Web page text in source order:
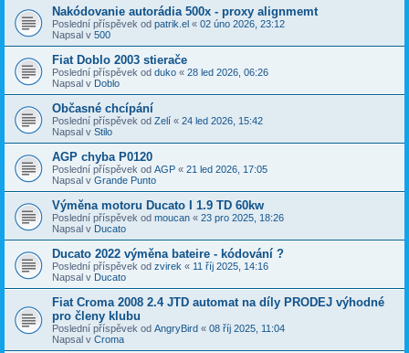
Nakódovanie autorádia 500x - proxy alignmemt
Poslední příspěvek od patrik.el « 02 úno 2026, 23:12
Napsal v 500
Fiat Doblo 2003 stierače
Poslední příspěvek od duko « 28 led 2026, 06:26
Napsal v Doblo
Občasné chcípání
Poslední příspěvek od Zelí « 24 led 2026, 15:42
Napsal v Stilo
AGP chyba P0120
Poslední příspěvek od AGP « 21 led 2026, 17:05
Napsal v Grande Punto
Výměna motoru Ducato I 1.9 TD 60kw
Poslední příspěvek od moucan « 23 pro 2025, 18:26
Napsal v Ducato
Ducato 2022 výměna bateire - kódování ?
Poslední příspěvek od zvirek « 11 říj 2025, 14:16
Napsal v Ducato
Fiat Croma 2008 2.4 JTD automat na díly PRODEJ výhodné
pro členy klubu
Poslední příspěvek od AngryBird « 08 říj 2025, 11:04
Napsal v Croma